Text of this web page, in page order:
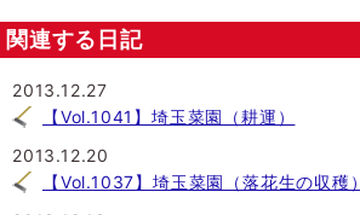
関連する日記
2013.12.27
【Vol.1041】埼玉菜園（耕運）
2013.12.20
【Vol.1037】埼玉菜園（落花生の収穫）